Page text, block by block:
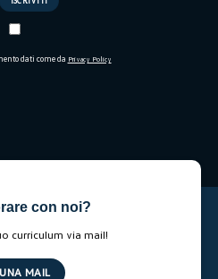
dati come da Privacy Policy
con noi?
curriculum via mail!
MAIL